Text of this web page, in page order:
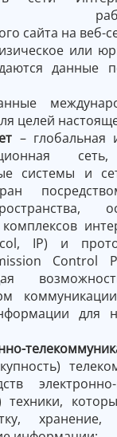
сайта на веб-
или
данные
целей
– глобальная
системы и
IP) и
Control
для
электронно-
техники,